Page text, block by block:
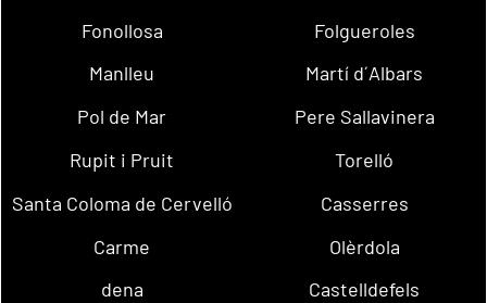
Fonollosa
Folgueroles
Manlleu
Martí d´Albars
Pol de Mar
Pere Sallavinera
Rupit i Pruit
Torelló
Santa Coloma de Cervelló
Casserres
Carme
Olèrdola
dena
Castelldefels